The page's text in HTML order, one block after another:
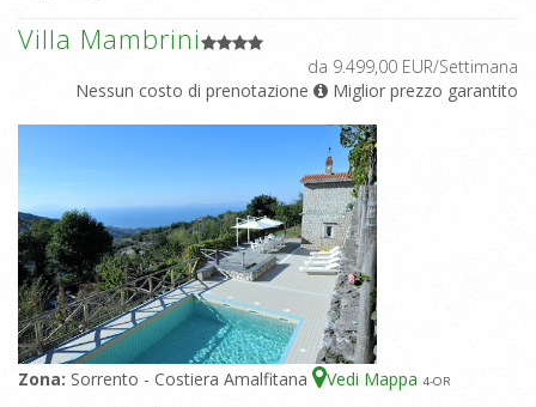
Villa Mambrini
da 9.499,00 EUR/Settimana
Nessun costo di prenotazione
Miglior prezzo garantito
Zona: Sorrento - Costiera Amalfitana Vedi Mappa 4-OR